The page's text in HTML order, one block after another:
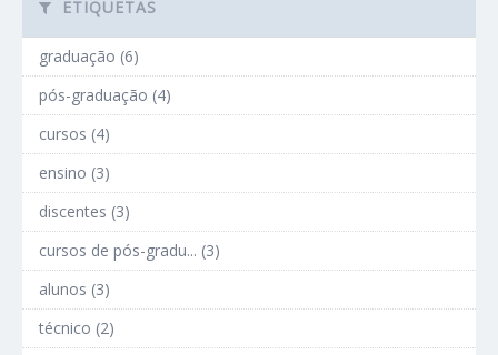
ETIQUETAS
graduação (6)
pós-graduação (4)
cursos (4)
ensino (3)
discentes (3)
cursos de pós-gradu... (3)
alunos (3)
técnico (2)